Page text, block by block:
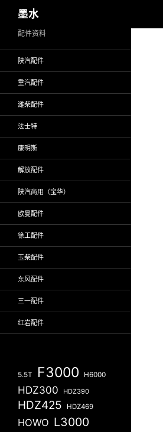
至
墨水
配件资料
陕汽配件
重汽配件
潍柴配件
法士特
康明斯
解放配件
陕汽商用（宝华）
欧曼配件
徐工配件
玉柴配件
东风配件
三一配件
红岩配件
5.5T F3000 H6000
HDZ300 HDZ390
HDZ425 HDZ469
HOWO L3000